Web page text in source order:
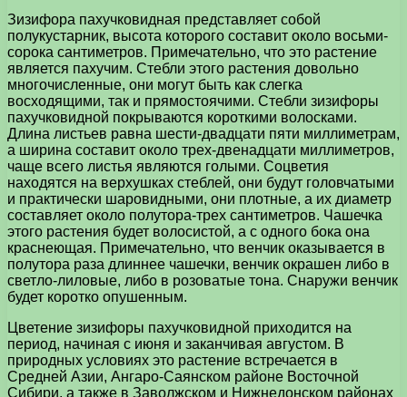
Зизифора пахучковидная представляет собой
полукустарник, высота которого составит около восьми-
сорока сантиметров. Примечательно, что это растение
является пахучим. Стебли этого растения довольно
многочисленные, они могут быть как слегка
восходящими, так и прямостоячими. Стебли зизифоры
пахучковидной покрываются короткими волосками.
Длина листьев равна шести-двадцати пяти миллиметрам,
а ширина составит около трех-двенадцати миллиметров,
чаще всего листья являются голыми. Соцветия
находятся на верхушках стеблей, они будут головчатыми
и практически шаровидными, они плотные, а их диаметр
составляет около полутора-трех сантиметров. Чашечка
этого растения будет волосистой, а с одного бока она
краснеющая. Примечательно, что венчик оказывается в
полутора раза длиннее чашечки, венчик окрашен либо в
светло-лиловые, либо в розоватые тона. Снаружи венчик
будет коротко опушенным.
Цветение зизифоры пахучковидной приходится на
период, начиная с июня и заканчивая августом. В
природных условиях это растение встречается в
Средней Азии, Ангаро-Саянском районе Восточной
Сибири, а также в Заволжском и Нижнедонском районах